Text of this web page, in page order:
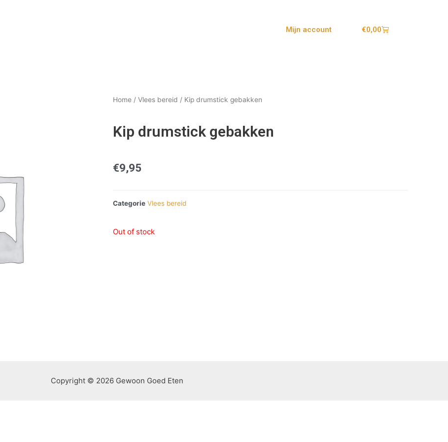
Mijn account €0,00
Home/ Vlees bereid / Kip drumstick gebakken
Kip drumstick gebakken
€9,95
Categorie Vlees bereid
Out of stock
Copyright © 2026 Gewoon Goed Eten